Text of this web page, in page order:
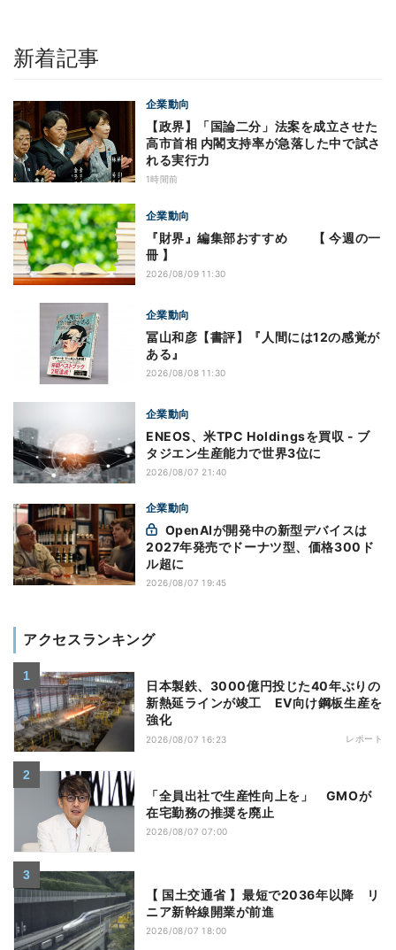
新着記事
企業動向
【政界】「国論二分」法案を成立させた
高市首相 内閣支持率が急落した中で試さ
れる実行力
1時間前
企業動向
『財界』編集部おすすめ 【 今週の一
冊 】
2026/08/09 11:30
企業動向
冨山和彦【書評】『人間には12の感覚が
ある』
2026/08/08 11:30
企業動向
ENEOS、米TPC Holdingsを買収 - ブ
タジエン生産能力で世界3位に
2026/08/07 21:40
企業動向
2027年発売でドーナツ型、価格300ド
ル超に
2026/08/07 19:45
アクセスランキング
日本製鉄、3000億円投じた40年ぶりの
新熱延ラインが竣工 EV向け鋼板生産を
強化
2026/08/07 16:23 レポート
「全員出社で生産性向上を」 GMOが
在宅勤務の推奨を廃止
2026/08/07 07:00
【 国土交通省 】最短で2036年以降 リ
ニア新幹線開業が前進
2026/08/07 18:00